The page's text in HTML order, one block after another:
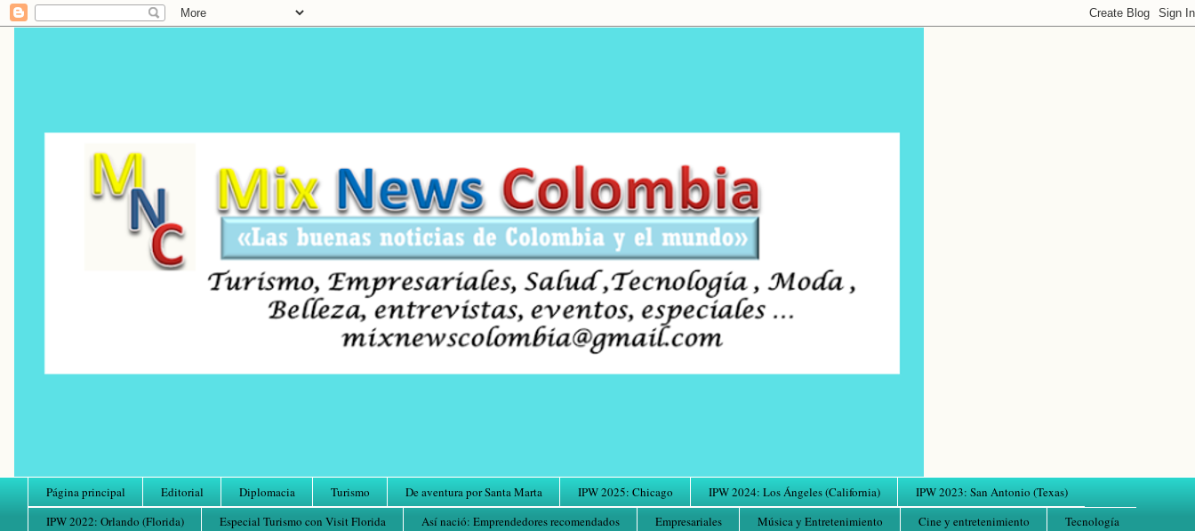
Página principal Editorial Diplomacia Turismo De aventura por Santa Marta IPW 2025: Chicago IPW 2024: Los Ángeles (California)
IPW 2023: San Antonio (Texas)
IPW 2022: Orlando (Florida)
Especial Turismo con Visit Florida Así nació: Emprendedores recomendados Empresariales Música y Entretenimiento Cine y entretenimiento
Tecnología